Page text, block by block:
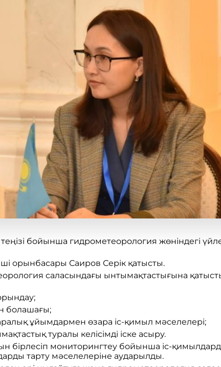
бойынша гидрометеорология жөніндегі
орынбасары Саиров Серік қатысты.
саласындағы ынтымақтастығына
болашағы;
ұйымдармен өзара іс-қимыл мәселелері;
туралы келісімді іске асыру.
бірлесіп мониторингтеу бойынша іс-
тарту мәселелеріне аударылды.